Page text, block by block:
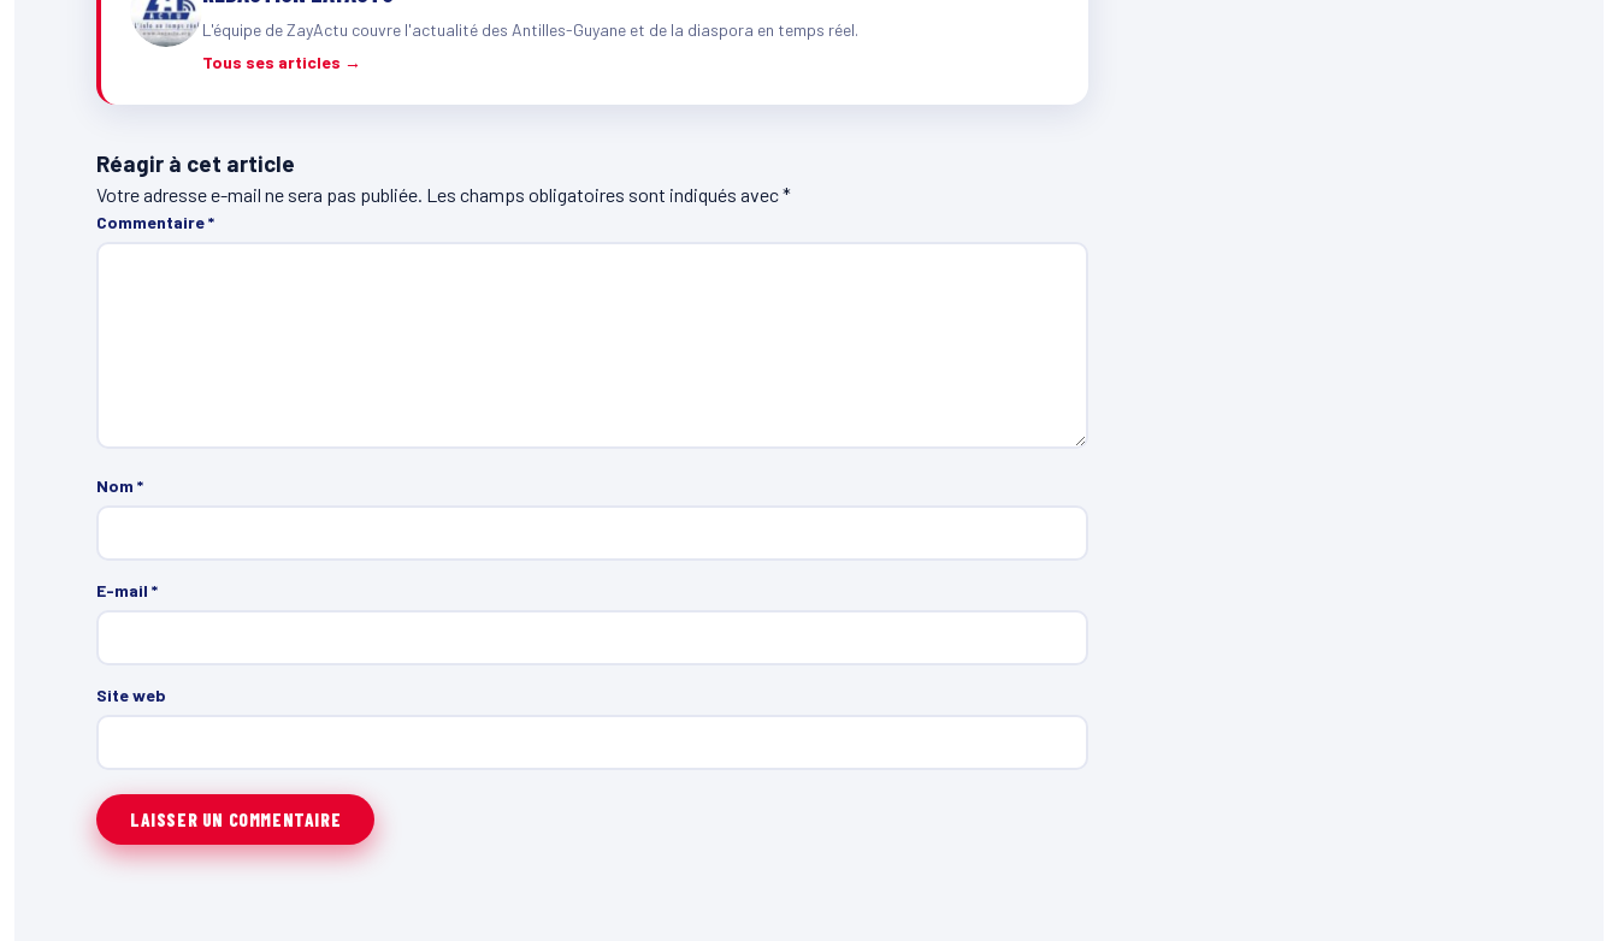
L'équipe de ZayActu couvre l'actualité des Antilles-Guyane et de la diaspora en temps réel.
Tous ses articles →
Réagir à cet article
Votre adresse e-mail ne sera pas publiée. Les champs obligatoires sont indiqués avec*
Commentaire*
Nom *
E-mail *
Site web